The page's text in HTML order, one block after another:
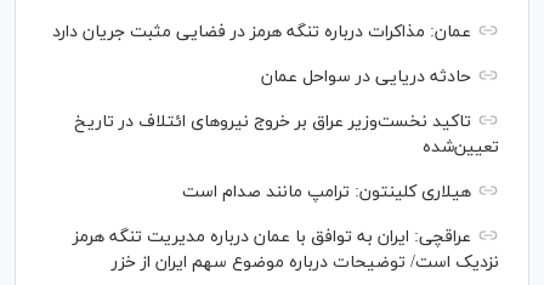
عمان: مذاکرات درباره تنگه هرمز در فضایی مثبت جریان دارد
حادثه دریایی در سواحل عمان
تاکید نخست‌وزیر عراق بر خروج نیروهای ائتلاف در تاریخ
تعیین‌شده
هیلاری کلینتون: ترامپ مانند صدام است
عراقچی: ایران به توافق با عمان درباره مدیریت تنگه هرمز
نزدیک است/ توضیحات درباره موضوع سهم ایران از خزر